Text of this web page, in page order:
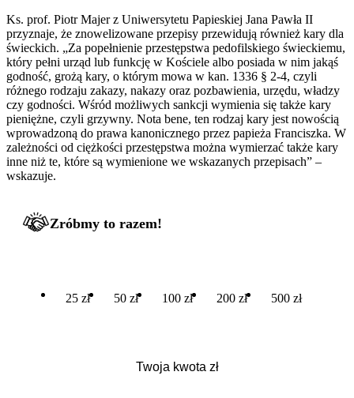
Ks. prof. Piotr Majer z Uniwersytetu Papieskiej Jana Pawła II
przyznaje, że znowelizowane przepisy przewidują również kary dla
świeckich. „Za popełnienie przestępstwa pedofilskiego świeckiemu,
który pełni urząd lub funkcję w Kościele albo posiada w nim jakąś
godność, grożą kary, o którym mowa w kan. 1336 § 2-4, czyli
różnego rodzaju zakazy, nakazy oraz pozbawienia, urzędu, władzy
czy godności. Wśród możliwych sankcji wymienia się także kary
pieniężne, czyli grzywny. Nota bene, ten rodzaj kary jest nowością
wprowadzoną do prawa kanonicznego przez papieża Franciszka. W
zależności od ciężkości przestępstwa można wymierzać także kary
inne niż te, które są wymienione we wskazanych przepisach” –
wskazuje.
Zróbmy to razem!
25 zł 50 zł 100 zł 200 zł 500 zł